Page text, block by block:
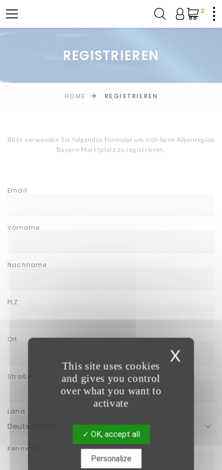
2
REGISTRIEREN
HOME REGISTRIEREN
Bitte verwenden Sie folgendes Formular um sich beim Alpenregion
Bayern Marktplatz zu registrieren.
Email
Vorname
Nachname
PLZ
Ort
Straße
Deutschland
Land
Kennwort
X
This site uses cookies
and gives you control
over what you want to
activate
OK, accept all
Personalize